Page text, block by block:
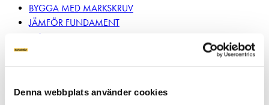
Denna webbplats använder cookies
BYGGA MED MARKSKRUV
JÄMFÖR FUNDAMENT
Miljö
OM SLUTA GRÄV